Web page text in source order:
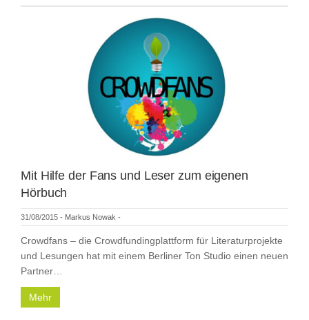
Mit Hilfe der Fans und Leser zum eigenen
Hörbuch
31/08/2015 - Markus Nowak -
Crowdfans – die Crowdfundingplattform für Literaturprojekte
und Lesungen hat mit einem Berliner Ton Studio einen neuen
Partner…
Mehr